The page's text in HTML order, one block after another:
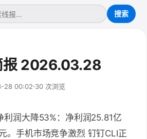
报 2026.03.28
28 00:02 30 次浏览
利润大降53%：净利润25.81亿
。手机市场竞争激烈 钉钉CLI正